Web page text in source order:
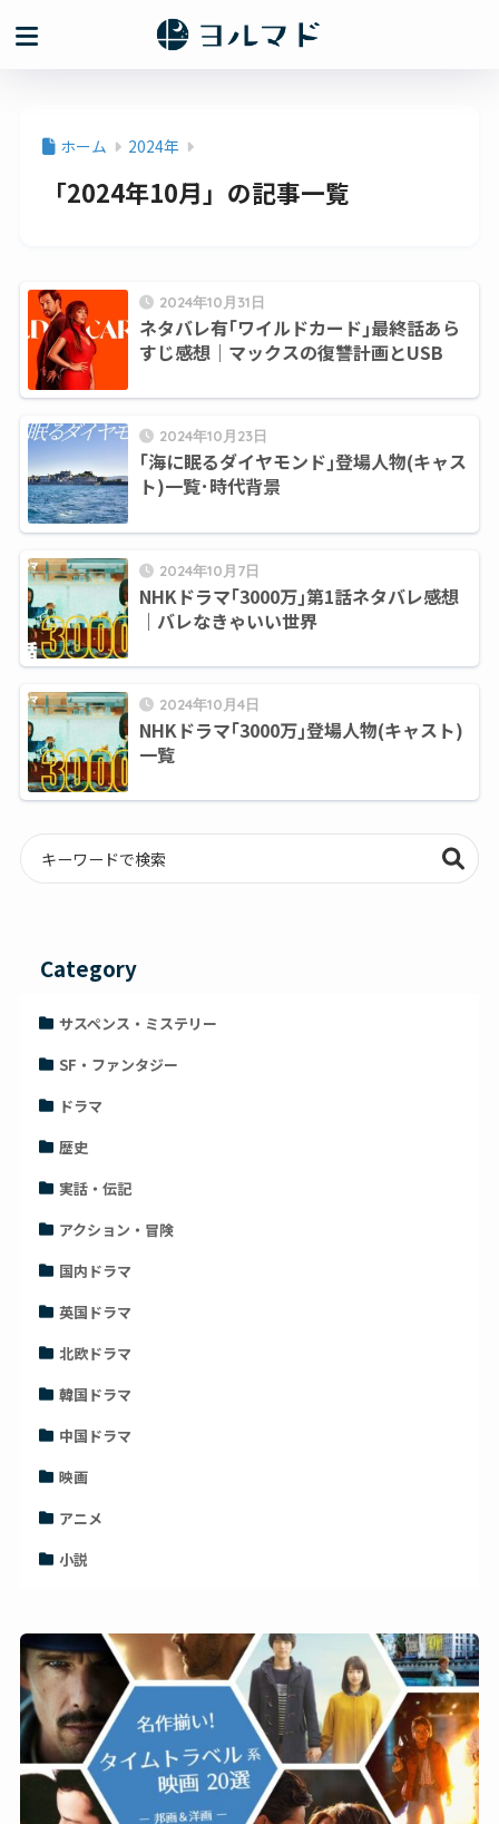
ホーム 2024年
「2024年10月」の記事一覧
2024年10月31日
ネタバレ有｢ワイルドカード｣最終話あら
すじ感想｜マックスの復讐計画とUSB
2024年10月23日
｢海に眠るダイヤモンド｣登場人物(キャス
ト)一覧･時代背景
2024年10月7日
NHKドラマ｢3000万｣第1話ネタバレ感想
｜バレなきゃいい世界
2024年10月4日
NHKドラマ｢3000万｣登場人物(キャスト)
一覧
Category
サスペンス・ミステリー
SF・ファンタジー
ドラマ
歴史
実話・伝記
アクション・冒険
国内ドラマ
英国ドラマ
北欧ドラマ
韓国ドラマ
中国ドラマ
映画
アニメ
小説